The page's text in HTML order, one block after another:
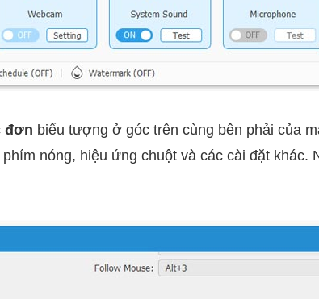
đơn biểu tượng ở góc trên cùng bên phải của
nóng, hiệu ứng chuột và các cài đặt khác.